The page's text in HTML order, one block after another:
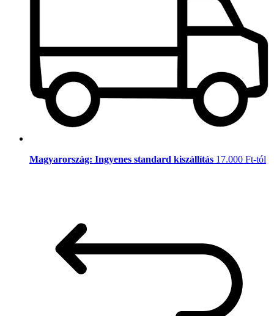
Magyarország: Ingyenes standard kiszállítás 17.000 Ft-tól